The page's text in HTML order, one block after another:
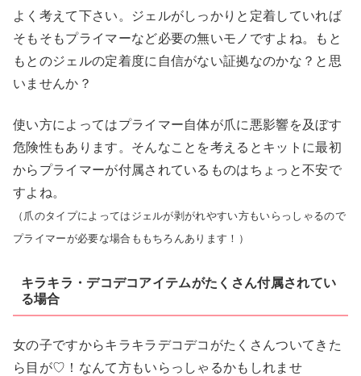
よく考えて下さい。ジェルがしっかりと定着していれば
そもそもプライマーなど必要の無いモノですよね。もと
もとのジェルの定着度に自信がない証拠なのかな？と思
いませんか？
使い方によってはプライマー自体が爪に悪影響を及ぼす
危険性もあります。そんなことを考えるとキットに最初
からプライマーが付属されているものはちょっと不安で
すよね。
（爪のタイプによってはジェルが剥がれやすい方もいらっしゃるので
プライマーが必要な場合ももちろんあります！）
キラキラ・デコデコアイテムがたくさん付属されてい
る場合
女の子ですからキラキラデコデコがたくさんついてきた
ら目が♡！なんて方もいらっしゃるかもしれませ